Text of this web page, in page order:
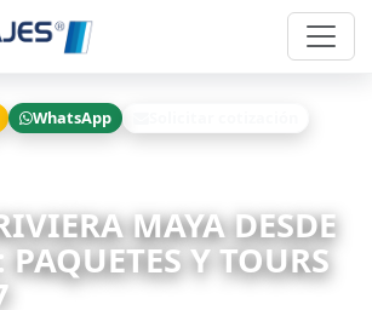
WhatsApp
MAYA DESDE
Y TOURS